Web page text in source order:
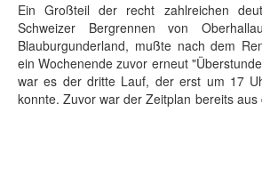
Ein Großteil der recht zahlreichen
Schweizer Bergrennen von
Blauburgunderland, mußte nach dem
ein Wochenende zuvor erneut
war es der dritte Lauf, der erst um 17
konnte. Zuvor war der Zeitplan bereits